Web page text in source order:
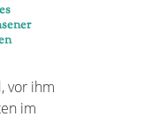
vor ihm
im